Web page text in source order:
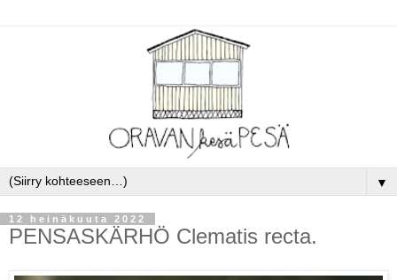
▼
12 heinäkuuta 2022
PENSASKÄRHÖ Clematis recta.